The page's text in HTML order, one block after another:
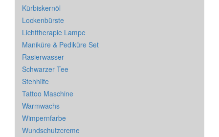
Kürbiskernöl
Lockenbürste
Lichttherapie Lampe
Maniküre & Pediküre Set
Rasierwasser
Schwarzer Tee
Stehhilfe
Tattoo Maschine
Warmwachs
Wimpernfarbe
Wundschutzcreme